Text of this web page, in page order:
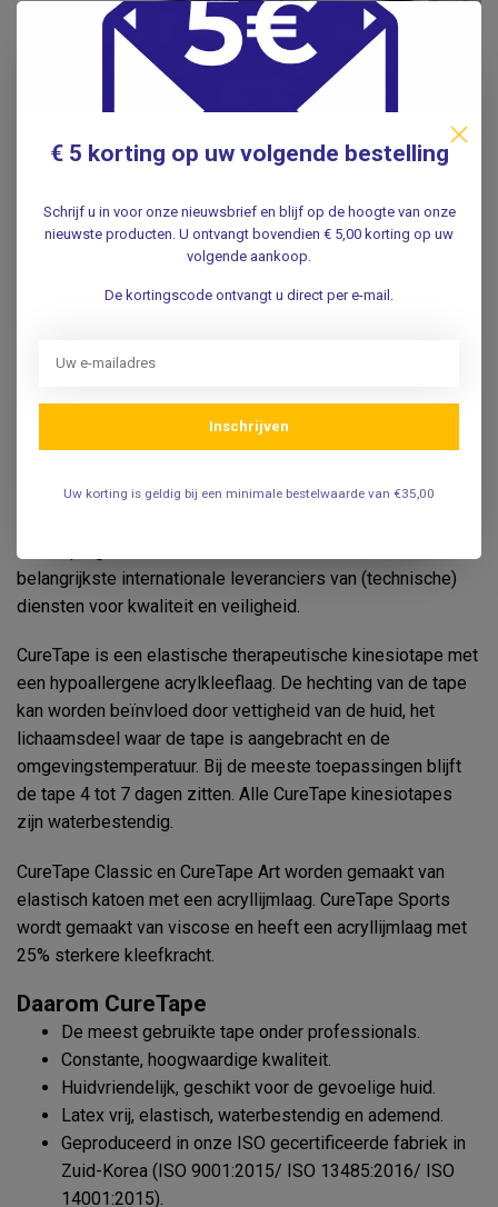
CureTape is een medisch kwaliteitsproduct dat voldoet aan
de meest recente Europese Medische MDR wetgeving.
CureTape wordt systematisch getest en beoordeeld de ISO
CureTape gecertificeerd door TÜV Rheinland, één van de
belangrijkste internationale leveranciers van (technische)
diensten voor kwaliteit en veiligheid.
CureTape is een elastische therapeutische kinesiotape met
een hypoallergene acrylkleeflaag. De hechting van de tape
kan worden beïnvloed door vettigheid van de huid, het
lichaamsdeel waar de tape is aangebracht en de
omgevingstemperatuur. Bij de meeste toepassingen blijft
de tape 4 tot 7 dagen zitten. Alle CureTape kinesiotapes
zijn waterbestendig.
CureTape Classic en CureTape Art worden gemaakt van
elastisch katoen met een acryllijmlaag. CureTape Sports
wordt gemaakt van viscose en heeft een acryllijmlaag met
25% sterkere kleefkracht.
Daarom CureTape
De meest gebruikte tape onder professionals.
Constante, hoogwaardige kwaliteit.
Huidvriendelijk, geschikt voor de gevoelige huid.
Latex vrij, elastisch, waterbestendig en ademend.
Geproduceerd in onze ISO gecertificeerde fabriek in
Zuid-Korea (ISO 9001:2015/ ISO 13485:2016/ ISO
14001:2015).
€ 5 korting op uw volgende bestelling
Schrijf u in voor onze nieuwsbrief en blijf op de hoogte van onze
nieuwste producten. U ontvangt bovendien € 5,00 korting op uw
volgende aankoop.
De kortingscode ontvangt u direct per e-mail.
Inschrijven
Uw korting is geldig bij een minimale bestelwaarde van €35,00